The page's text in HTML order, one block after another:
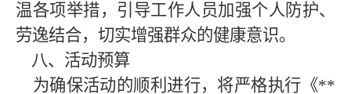
温各项举措，引导工作人员加强个人防护、
劳逸结合，切实增强群众的健康意识。
八、活动预算
为确保活动的顺利进行，将严格执行《**